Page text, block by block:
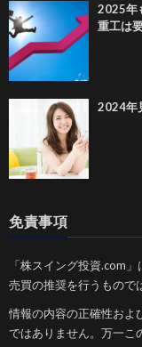
2025年
重工は
2024年
免責事項
「株スイング投資.com
売買の推奨を行うもので
情報の内容の正確性およ
ではありません。万一こ